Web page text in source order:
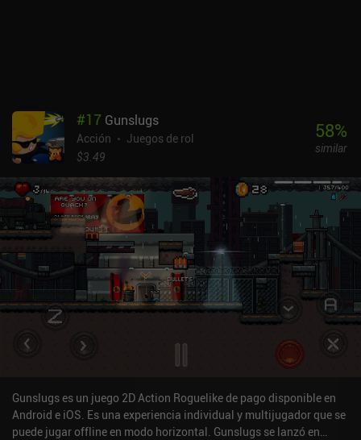
#17 Gunslugs
Acción
Juegos de rol
$3.49
58%
similar
Gunslugs es un juego 2D Action Roguelike de pago disponible en
Android e iOS. Es una experiencia individual y multijugador que se
puede jugar offline en modo horizontal. Gunslugs se lanzó en